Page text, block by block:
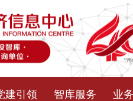
建引领 智库服务 业